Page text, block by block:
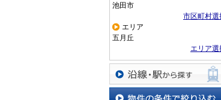
池田市
市区町村選
エリア
五月丘
エリア選
沿線・駅から探す